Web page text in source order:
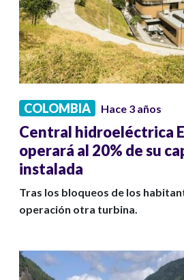
COLOMBIA Hace 3 años
Central hidroeléctrica
operará al 20% de su
instalada
Tras los bloqueos de los
operación otra turbina.